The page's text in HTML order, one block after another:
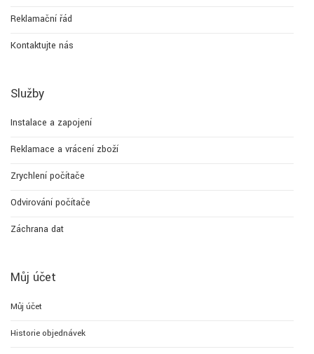
Reklamační řád
Kontaktujte nás
Služby
Instalace a zapojení
Reklamace a vrácení zboží
Zrychlení počítače
Odvirování počítače
Záchrana dat
Můj účet
Můj účet
Historie objednávek